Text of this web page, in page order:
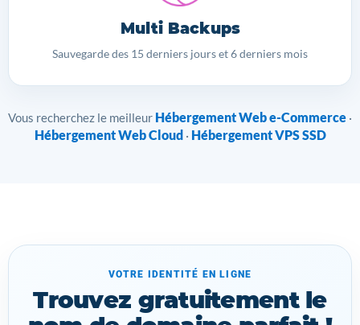
Multi Backups
Sauvegarde des 15 derniers jours et 6 derniers mois
Vous recherchez le meilleur Hébergement Web e-Commerce ·
Hébergement Web Cloud · Hébergement VPS SSD
VOTRE IDENTITÉ EN LIGNE
Trouvez gratuitement le